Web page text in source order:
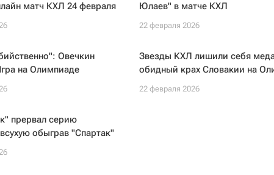
матч КХЛ 24 февраля
Юлаев" в матче КХЛ
22 февраля 2026
Овечкин
на Олимпиаде
Звезды КХЛ лишили себя
обидный крах Словакии на
22 февраля 2026
прервал серию
обыграв "Спартак"